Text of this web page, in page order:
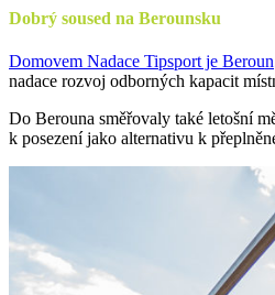
Dobrý soused na Berounsku
Domovem Nadace Tipsport je Beroun
nadace rozvoj odborných kapacit
Do Berouna směřovaly také letošní
k posezení jako alternativu k